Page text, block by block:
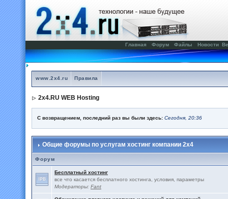
Главная Форум Файлы Новости
www.2x4.ru Правила
2x4.RU WEB Hosting
С возвращением, последний раз вы были здесь: Сегодня, 20:36
Общие форумы по услугам хостинг компании 2x4
Форум
Бесплатный хостинг
все что касается бесплатного хостинга, условия, параметры
Модераторы: Fant